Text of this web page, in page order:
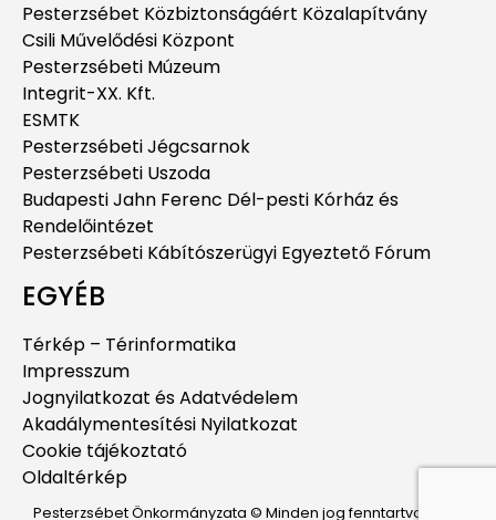
Pesterzsébet Közbiztonságáért Közalapítvány
Csili Művelődési Központ
Pesterzsébeti Múzeum
Integrit-XX. Kft.
ESMTK
Pesterzsébeti Jégcsarnok
Pesterzsébeti Uszoda
Budapesti Jahn Ferenc Dél-pesti Kórház és
Rendelőintézet
Pesterzsébeti Kábítószerügyi Egyeztető Fórum
EGYÉB
Térkép – Térinformatika
Impresszum
Jognyilatkozat és Adatvédelem
Akadálymentesítési Nyilatkozat
Cookie tájékoztató
Oldaltérkép
Pesterzsébet Önkormányzata © Minden jog fenntartva.